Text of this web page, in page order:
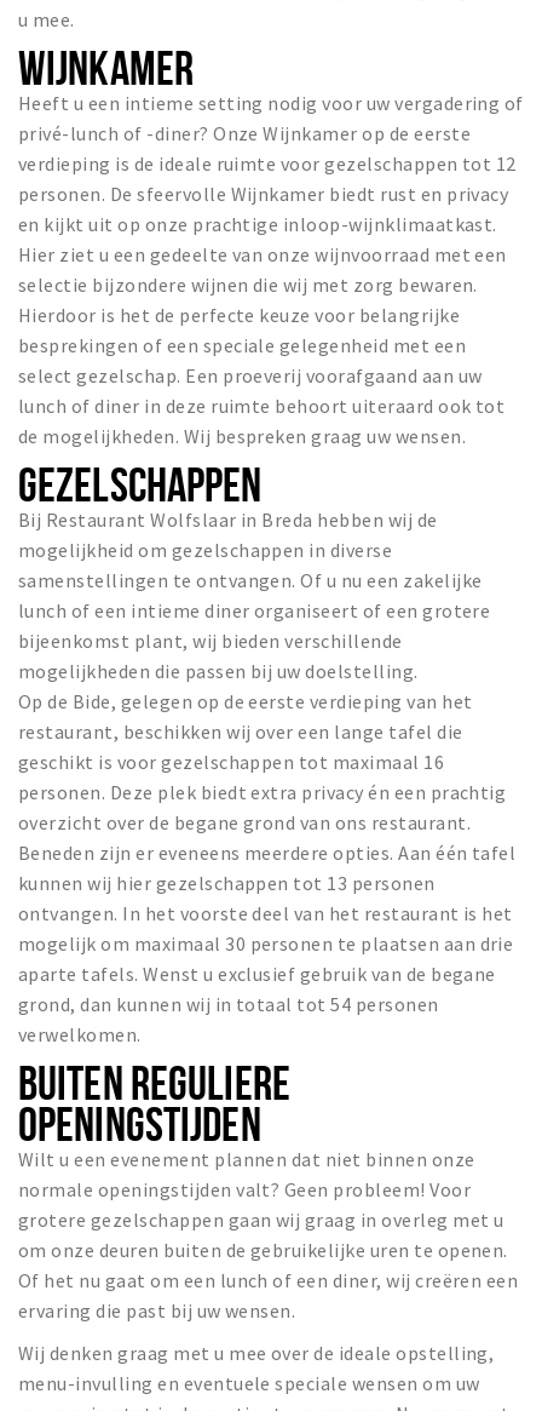
u mee.
WIJNKAMER
Heeft u een intieme setting nodig voor uw vergadering of
privé-lunch of -diner? Onze Wijnkamer op de eerste
verdieping is de ideale ruimte voor gezelschappen tot 12
personen. De sfeervolle Wijnkamer biedt rust en privacy
en kijkt uit op onze prachtige inloop-wijnklimaatkast.
Hier ziet u een gedeelte van onze wijnvoorraad met een
selectie bijzondere wijnen die wij met zorg bewaren.
Hierdoor is het de perfecte keuze voor belangrijke
besprekingen of een speciale gelegenheid met een
select gezelschap. Een proeverij voorafgaand aan uw
lunch of diner in deze ruimte behoort uiteraard ook tot
de mogelijkheden. Wij bespreken graag uw wensen.
GEZELSCHAPPEN
Bij Restaurant Wolfslaar in Breda hebben wij de
mogelijkheid om gezelschappen in diverse
samenstellingen te ontvangen. Of u nu een zakelijke
lunch of een intieme diner organiseert of een grotere
bijeenkomst plant, wij bieden verschillende
mogelijkheden die passen bij uw doelstelling.
Op de Bide, gelegen op de eerste verdieping van het
restaurant, beschikken wij over een lange tafel die
geschikt is voor gezelschappen tot maximaal 16
personen. Deze plek biedt extra privacy én een prachtig
overzicht over de begane grond van ons restaurant.
Beneden zijn er eveneens meerdere opties. Aan één tafel
kunnen wij hier gezelschappen tot 13 personen
ontvangen. In het voorste deel van het restaurant is het
mogelijk om maximaal 30 personen te plaatsen aan drie
aparte tafels. Wenst u exclusief gebruik van de begane
grond, dan kunnen wij in totaal tot 54 personen
verwelkomen.
BUITEN REGULIERE
OPENINGSTIJDEN
Wilt u een evenement plannen dat niet binnen onze
normale openingstijden valt? Geen probleem! Voor
grotere gezelschappen gaan wij graag in overleg met u
om onze deuren buiten de gebruikelijke uren te openen.
Of het nu gaat om een lunch of een diner, wij creëren een
ervaring die past bij uw wensen.
Wij denken graag met u mee over de ideale opstelling,
menu-invulling en eventuele speciale wensen om uw